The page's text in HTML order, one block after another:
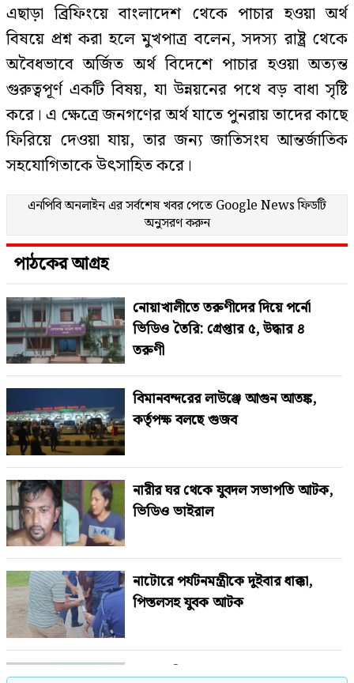
এছাড়া ব্রিফিংয়ে বাংলাদেশ থেকে পাচার হওয়া অর্থ
বিষয়ে প্রশ্ন করা হলে মুখপাত্র বলেন, সদস্য রাষ্ট্র থেকে
অবৈধভাবে অর্জিত অর্থ বিদেশে পাচার হওয়া অত্যন্ত
গুরুত্বপূর্ণ একটি বিষয়, যা উন্নয়নের পথে বড় বাধা সৃষ্টি
করে। এ ক্ষেত্রে জনগণের অর্থ যাতে পুনরায় তাদের কাছে
ফিরিয়ে দেওয়া যায়, তার জন্য জাতিসংঘ আন্তর্জাতিক
সহযোগিতাকে উৎসাহিত করে।
এনপিবি অনলাইন এর সর্বশেষ খবর পেতে Google Newsফিডটি
অনুসরণ করুন
পাঠকের আগ্রহ
নোয়াখালীতে তরুণীদের দিয়ে পর্নো
ভিডিও তৈরি: গ্রেপ্তার ৫, উদ্ধার ৪
তরুণী
বিমানবন্দরের লাউঞ্জে আগুন আতঙ্ক,
কর্তৃপক্ষ বলছে গুজব
নারীর ঘর থেকে যুবদল সভাপতি আটক,
ভিডিও ভাইরাল
নাটোরে পর্যটনমন্ত্রীকে দুইবার ধাক্কা,
পিস্তলসহ যুবক আটক
শেখ হাসিনাকে বাংলাদেশের হাতে তুলে